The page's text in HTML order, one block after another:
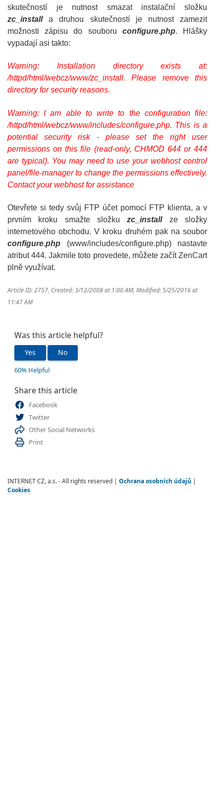
skutečností je nutnost smazat instalační složku
zc_installa druhou skutečností je nutnost zamezit
možnosti zápisu do souboru configure.php. Hlášky
vypadají asi takto:
Warning: Installation directory exists at:
/httpd/html/webcz/www/zc_install. Please remove this
directory for security reasons.
Warning: I am able to write to the configuration file:
/httpd/html/webcz/www/includes/configure.php. This is a
potential security risk - please set the right user
permissions on this file (read-only, CHMOD 644 or 444
are typical). You may need to use your webhost control
panel/file-manager to change the permissions effectively.
Contact your webhost for assistance
Otevřete si tedy svůj FTP účet pomocí FTP klienta, a v
prvním kroku smažte složkuzc_installze složky
internetového obchodu. V kroku druhém pak na soubor
configure.php (www/includes/configure.php) nastavte
atribut 444. Jakmile toto provedete, můžete začít ZenCart
plně využívat.
Article ID: 2757, Created: 3/12/2008 at 1:00 AM, Modified: 5/25/2016 at
11:47 AM
Was this article helpful?
Yes No
60% Helpful
Share this article
Facebook
Twitter
Other Social Networks
Print
INTERNET CZ, a.s. - All rights reserved | Ochrana osobních údajů
Cookies